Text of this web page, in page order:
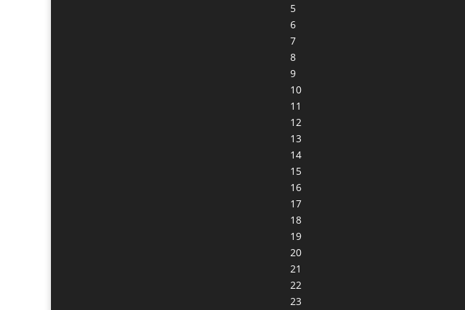
5
6
7
8
9
10
11
12
13
14
15
16
17
18
19
20
21
22
23